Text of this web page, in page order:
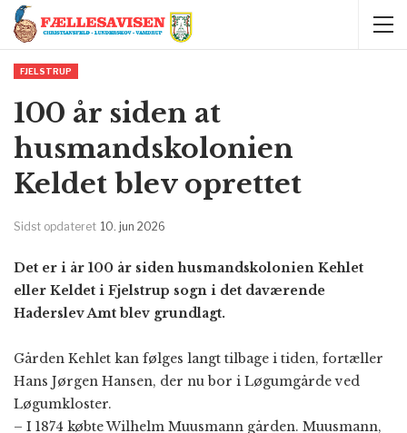
FJELSTRUP
100 år siden at
husmandskolonien
Keldet blev oprettet
Sidst opdateret 10. jun 2026
Det er i år 100 år siden husmandskolonien Kehlet
eller Keldet i Fjelstrup sogn i det daværende
Haderslev Amt blev grundlagt.
Gården Kehlet kan følges langt tilbage i tiden, fortæller
Hans Jørgen Hansen, der nu bor i Løgumgårde ved
Løgumkloster.
– I 1874 købte Wilhelm Muusmann gården. Muusmann,